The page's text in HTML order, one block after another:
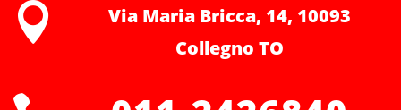

Via Maria Bricca, 14, 10093
Collegno TO